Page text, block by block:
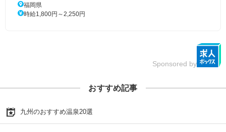
福岡県
時給1,800円～2,250円
Sponsored by
おすすめ記事
九州のおすすめ温泉20選